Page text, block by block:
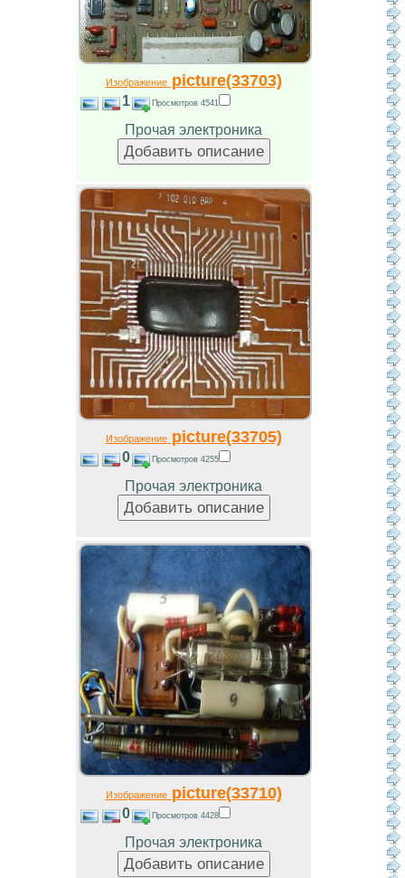
Изображениеpicture(33703)
1 Просмотров 4541
Прочая электроника
Изображениеpicture(33705)
0 Просмотров 4255
Прочая электроника
Изображениеpicture(33710)
0 Просмотров 4428
Прочая электроника